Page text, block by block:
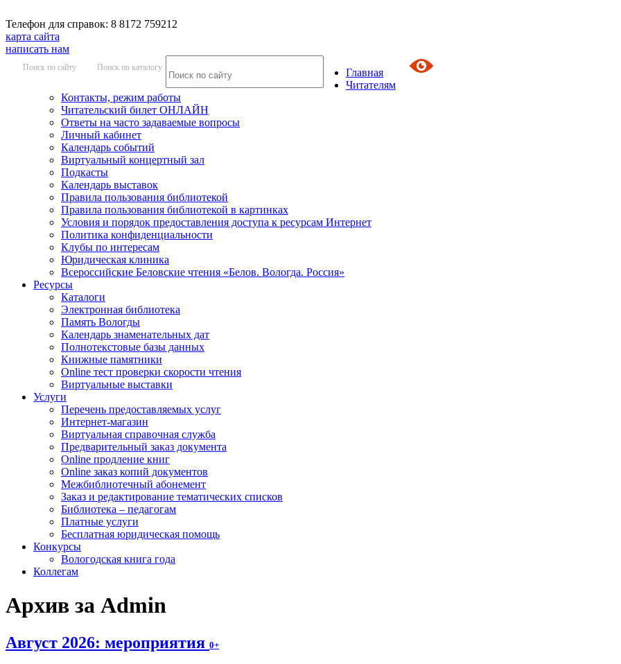
Телефон для справок: 8 8172 759212
карта сайта
написать нам
Поиск по сайту Поиск по каталогу
Главная
Читателям
Контакты, режим работы
Читательский билет ОНЛАЙН
Ответы на часто задаваемые вопросы
Личный кабинет
Календарь событий
Виртуальный концертный зал
Подкасты
Календарь выставок
Правила пользования библиотекой
Правила пользования библиотекой в картинках
Условия и порядок предоставления доступа к ресурсам Интернет
Политика конфиденциальности
Клубы по интересам
Юридическая клиника
Всероссийские Беловские чтения «Белов. Вологда. Россия»
Ресурсы
Каталоги
Электронная библиотека
Память Вологды
Календарь знаменательных дат
Полнотекстовые базы данных
Книжные памятники
Online тест проверки скорости чтения
Виртуальные выставки
Услуги
Перечень предоставляемых услуг
Интернет-магазин
Виртуальная справочная служба
Предварительный заказ документа
Online продление книг
Online заказ копий документов
Межбиблиотечный абонемент
Заказ и редактирование тематических списков
Библиотека – педагогам
Платные услуги
Бесплатная юридическая помощь
Конкурсы
Вологодская книга года
Коллегам
Архив за Admin
Август 2026: мероприятия 0+